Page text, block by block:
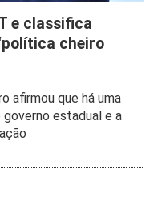
e classifica
cheiro
afirmou que há uma
estadual e a